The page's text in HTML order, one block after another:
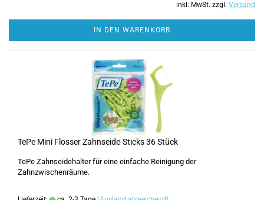
inkl. MwSt. zzgl. Versand
IN DEN WARENKORB
TePe Mini Flosser Zahnseide-Sticks 36 Stück
TePe Zahnseidehalter für eine einfache Reinigung der
Zahnzwischenräume.